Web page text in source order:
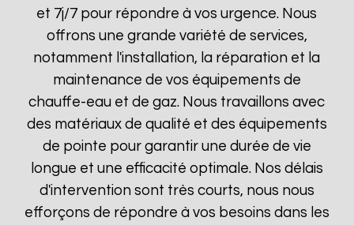
et 7j/7 pour répondre à vos urgence. Nous
offrons une grande variété de services,
notamment l'installation, la réparation et la
maintenance de vos équipements de
chauffe-eau et de gaz. Nous travaillons avec
des matériaux de qualité et des équipements
de pointe pour garantir une durée de vie
longue et une efficacité optimale. Nos délais
d'intervention sont très courts, nous nous
efforçons de répondre à vos besoins dans les